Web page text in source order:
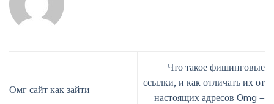
Омг сайт как зайти
Что такое фишинговые
ссылки, и как отличать их от
настоящих адресов Omg –